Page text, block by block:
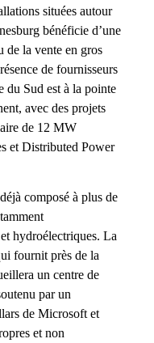
situées autour
bénéficie d’une
de la vente en gros
de fournisseurs
du Sud est à la pointe
avec des projets
de 12 MW
et Distributed Power
composé à plus de
hydroélectriques. La
fournit près de la
un centre de
par un
de Microsoft et
et non